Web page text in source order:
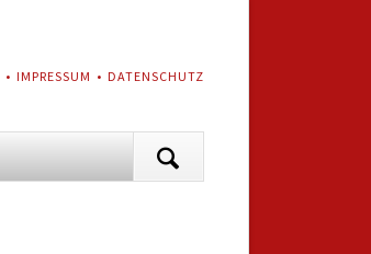
IMPRESSUM DATENSCHUTZ
überspringen